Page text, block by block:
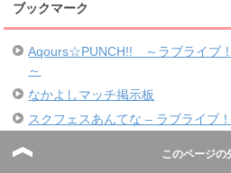
ブックマーク
Aqours☆PUNCH!! ～ラブライブ
～
なかよしマッチ掲示板
スクフェスあんてな – ラブライブ
このページの